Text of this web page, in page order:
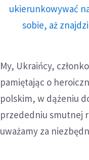
ukierunkowywać
sobie, aż
My, Ukraińcy,
pamiętając o
polskim, w dążeniu
przededniu smutnej
uważamy za